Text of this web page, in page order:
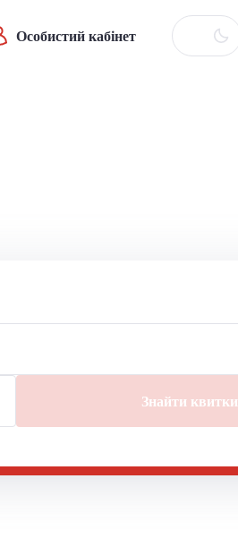
Особистий кабінет
Знайти квитки